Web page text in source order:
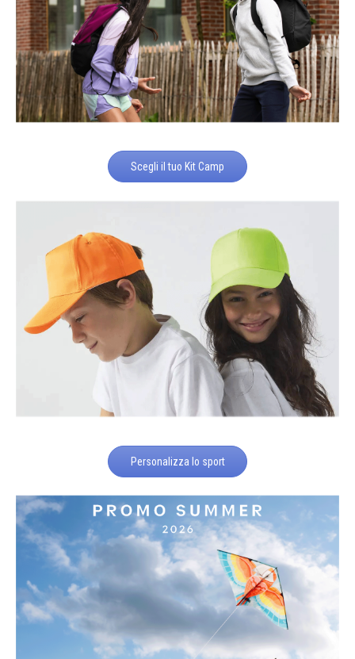
Scegli il tuo Kit Camp
Personalizza lo sport